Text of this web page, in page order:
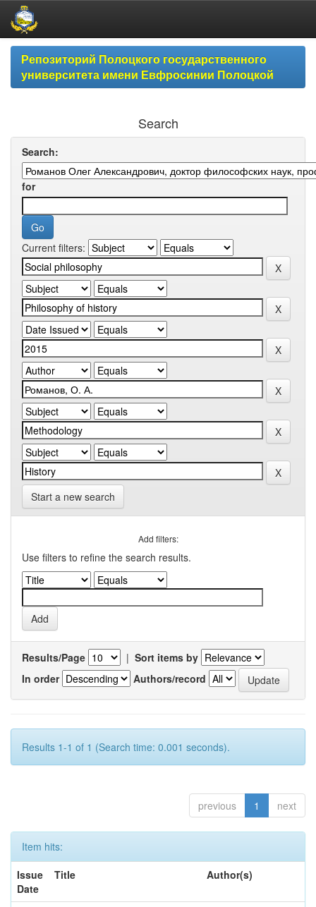
Skip
navigationРепозиторий Полоцкого государственного
университета имени Евфросинии Полоцкой
Search
Search:
for
Current filters:
Start a new search
Add filters:
Use filters to refine the search results.
Results/Page | Sort items by
In order
Authors/record
Results 1-1 of 1 (Search time: 0.001 seconds).
previous 1 next
Item hits:
Issue
Date
Title Author(s)